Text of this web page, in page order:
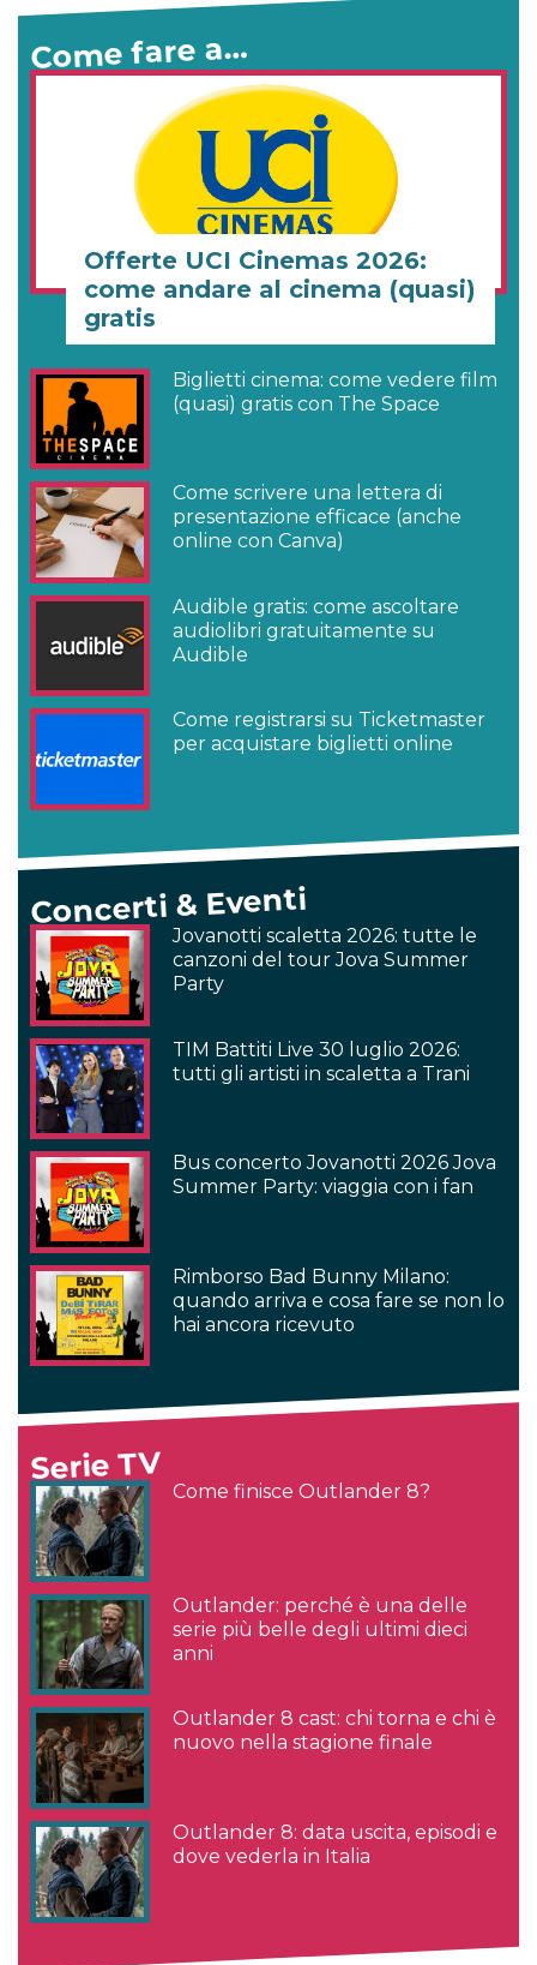
Come fare a…
Offerte UCI Cinemas 2026:
come andare al cinema (quasi)
gratis
Biglietti cinema: come vedere film
(quasi) gratis con The Space
Come scrivere una lettera di
presentazione efficace (anche
online con Canva)
Audible gratis: come ascoltare
audiolibri gratuitamente su
Audible
Come registrarsi su Ticketmaster
per acquistare biglietti online
Concerti & Eventi
Jovanotti scaletta 2026: tutte le
canzoni del tour Jova Summer
Party
TIM Battiti Live 30 luglio 2026:
tutti gli artisti in scaletta a Trani
Bus concerto Jovanotti 2026 Jova
Summer Party: viaggia con i fan
Rimborso Bad Bunny Milano:
quando arriva e cosa fare se non lo
hai ancora ricevuto
Serie TV
Come finisce Outlander 8?
Outlander: perché è una delle
serie più belle degli ultimi dieci
anni
Outlander 8 cast: chi torna e chi è
nuovo nella stagione finale
Outlander 8: data uscita, episodi e
dove vederla in Italia